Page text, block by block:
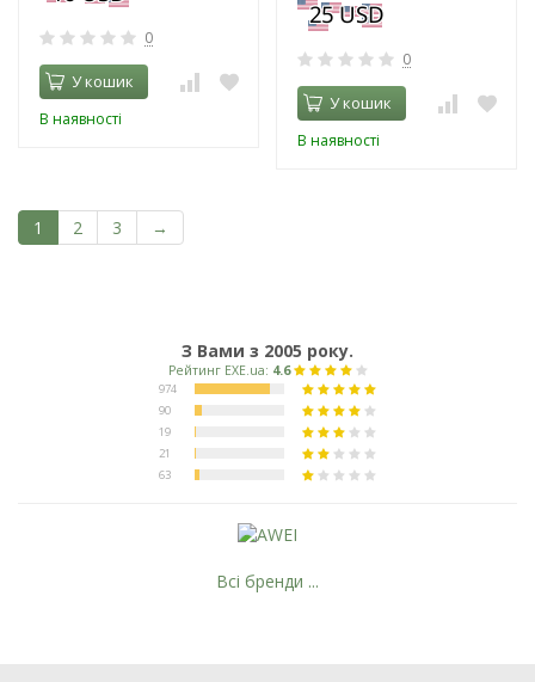
0
У кошик
В наявності
0
У кошик
В наявності
1 2 3 →
З Вами з 2005 року.
Всі бренди ...